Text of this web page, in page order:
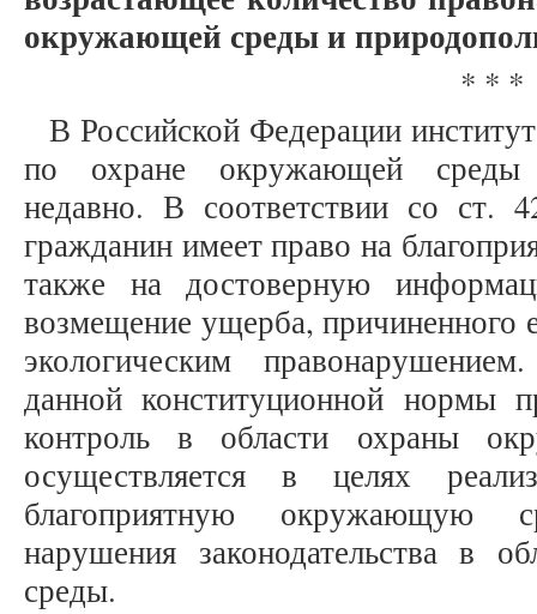
окружающей среды и
* * *
В Российской Федерации
по охране окружающей среды
недавно. В соответствии со ст.
гражданин имеет право на
также на достоверную
возмещение ущерба, причиненного
экологическим
данной конституционной нормы
контроль в области охраны
осуществляется в целях
благоприятную окружающую
нарушения законодательства в
среды.